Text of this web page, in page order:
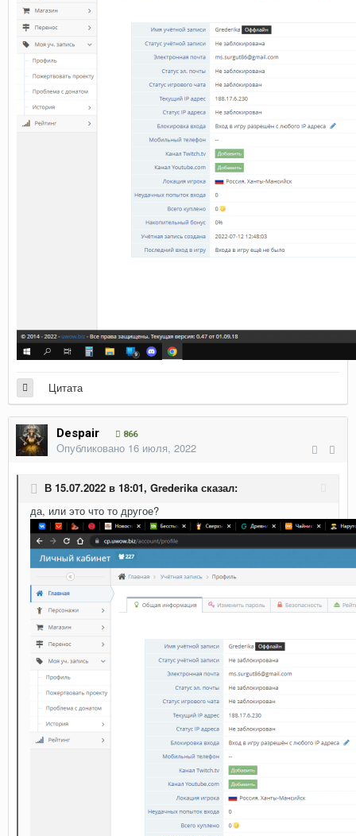
Цитата
Despair 866
Опубликовано 16 июля, 2022
В 15.07.2022 в 18:01, Grederika сказал:
да, или это что то другое?